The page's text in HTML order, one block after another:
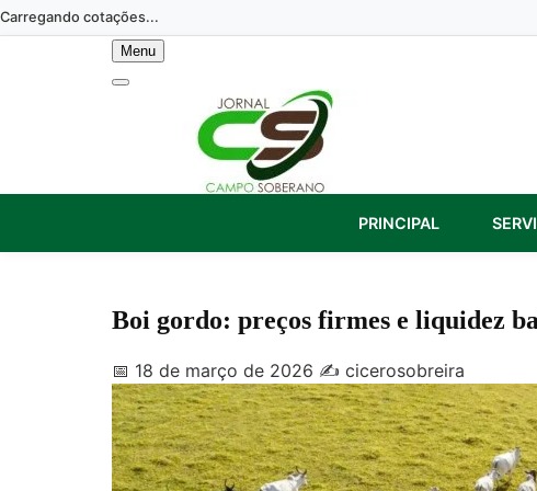
Skip
to
Carregando cotações...
Menu
PRINCIPAL
Boi gordo: preços firmes e liquidez
📅 18 de março de 2026 ✍️ cicerosobreira